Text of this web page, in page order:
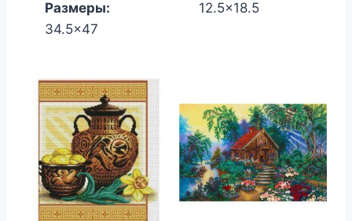
Размеры:
34.5x47
12.5x18.5